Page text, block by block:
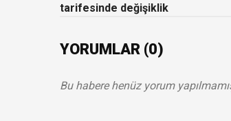
tarifesinde değişiklik
YORUMLAR (0)
Bu habere henüz yorum